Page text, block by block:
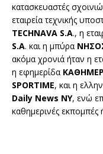
κατασκευαστές
εταιρεία τεχνικής
TECHNAVA S.A., η
S.A. και η μπύρα
ακόμα χρονιά ήταν η
η εφημερίδα
SPORTIME, και η
Daily News NY, ενώ
καθημερινές εκπομπές